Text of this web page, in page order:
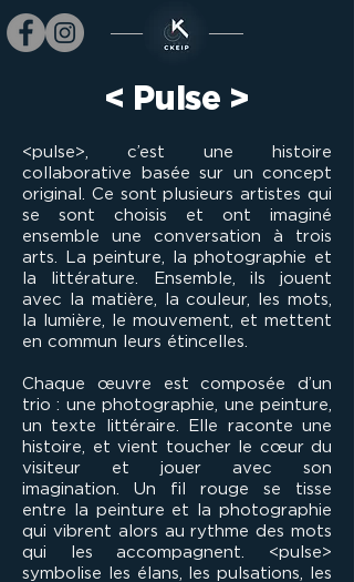
< Pulse >
<pulse>, c’est une histoire
collaborative basée sur un concept
original. Ce sont plusieurs artistes qui
se sont choisis et ont imaginé
ensemble une conversation à trois
arts. La peinture, la photographie et
la littérature. Ensemble, ils jouent
avec la matière, la couleur, les mots,
la lumière, le mouvement, et mettent
en commun leurs étincelles.
Chaque œuvre est composée d’un
trio : une photographie, une peinture,
un texte littéraire. Elle raconte une
histoire, et vient toucher le cœur du
visiteur et jouer avec son
imagination. Un fil rouge se tisse
entre la peinture et la photographie
qui vibrent alors au rythme des mots
qui les accompagnent. <pulse>
symbolise les élans, les pulsations, les